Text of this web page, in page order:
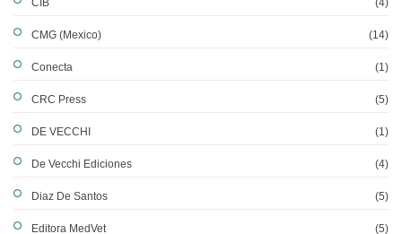
CIB (4)
CMG (Mexico) (14)
Conecta (1)
CRC Press (5)
DE VECCHI (1)
De Vecchi Ediciones (4)
Diaz De Santos (5)
Editora MedVet (5)